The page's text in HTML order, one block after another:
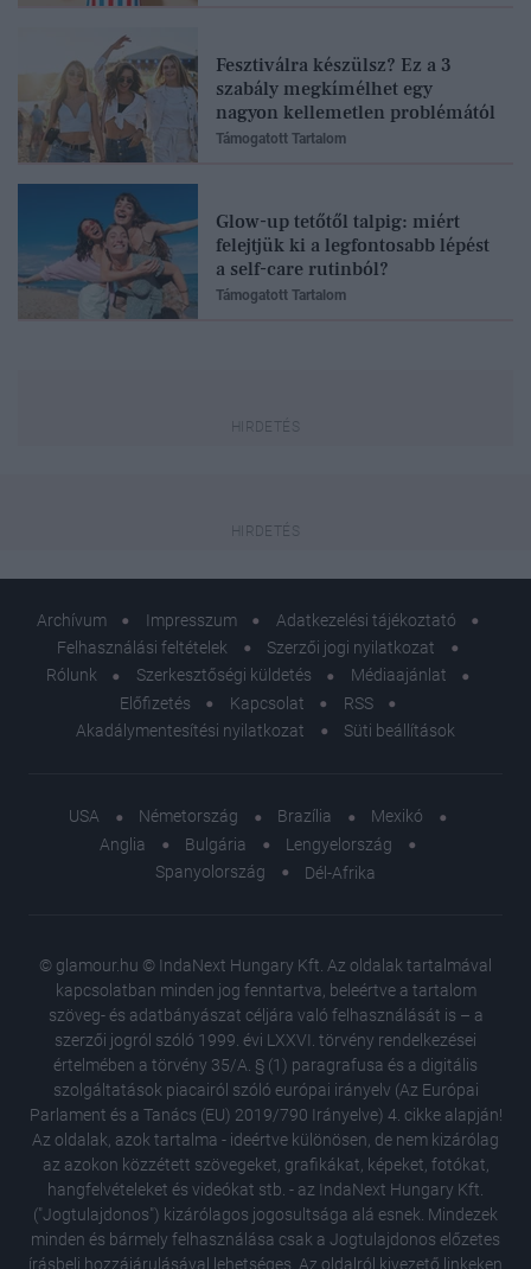
Fesztiválra készülsz? Ez a 3
szabály megkímélhet egy
nagyon kellemetlen problémától
Támogatott Tartalom
Glow-up tetőtől talpig: miért
felejtjük ki a legfontosabb lépést
a self-care rutinból?
Támogatott Tartalom
Archívum Impresszum
Adatkezelési tájékoztató
Felhasználási feltételek
Szerzői jogi nyilatkozat
Rólunk
Szerkesztőségi küldetés
Médiaajánlat
Előfizetés
Kapcsolat
RSS
Akadálymentesítési nyilatkozat
Süti beállítások
USA Németország Brazília
Mexikó
Anglia
Bulgária
Lengyelország
Spanyolország
Dél-Afrika
© glamour.hu © IndaNext Hungary Kft. Az oldalak tartalmával
kapcsolatban minden jog fenntartva, beleértve a tartalom
szöveg- és adatbányászat céljára való felhasználását is – a
szerzői jogról szóló 1999. évi LXXVI. törvény rendelkezései
értelmében a törvény 35/A. § (1) paragrafusa és a digitális
szolgáltatások piacairól szóló európai irányelv (Az Európai
Parlament és a Tanács (EU) 2019/790 Irányelve) 4. cikke alapján!
Az oldalak, azok tartalma - ideértve különösen, de nem kizárólag
az azokon közzétett szövegeket, grafikákat, képeket, fotókat,
hangfelvételeket és videókat stb. - az IndaNext Hungary Kft.
("Jogtulajdonos") kizárólagos jogosultsága alá esnek. Mindezek
minden és bármely felhasználása csak a Jogtulajdonos előzetes
írásbeli hozzájárulásával lehetséges. Az oldalról kivezető linkeken